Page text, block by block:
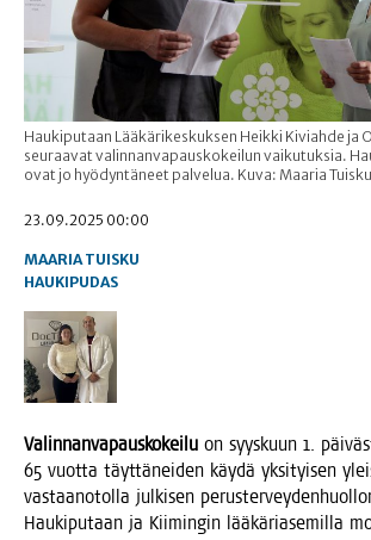
Haukiputaan Lääkärikeskuksen Heikki Kiviahde ja
seuraavat valinnanvapauskokeilun vaikutuksia.
ovat jo hyödyntäneet palvelua. Kuva: Maaria Tuisku
23.09.2025 00:00
MAARIA TUISKU
HAUKIPUDAS
Valin­nan­va­paus­ko­kei­lu on syys­kuun 1.
65 vuot­ta täyt­tä­nei­den käy­dä yksi­tyi­sen
vas­taa­no­tol­la jul­ki­sen
Hau­ki­pu­taan ja Kii­min­gin lää­kä­ria­se­mil­la